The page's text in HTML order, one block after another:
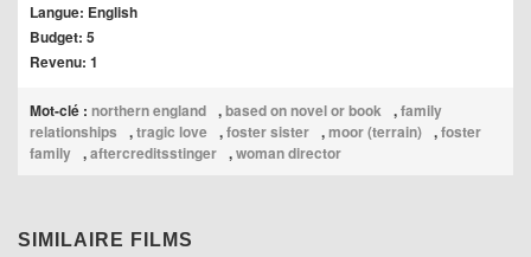
Langue: English
Budget: 5
Revenu: 1
Mot-clé : northern england ,based on novel or book ,family
relationships
,tragic love ,foster sister ,moor (terrain) ,foster
family ,aftercreditsstinger ,woman director
SIMILAIRE FILMS